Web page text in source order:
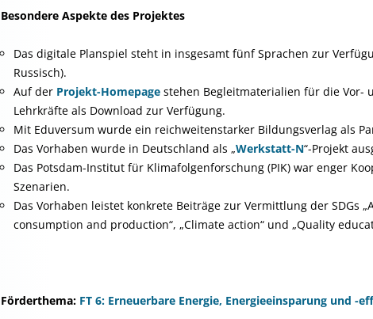
Besondere Aspekte des Projektes
Das digitale Planspiel steht in insgesamt fünf Sprachen zur
Russisch).
Auf der Projekt-Homepage stehen Begleitmaterialien für die Vor-
Lehrkräfte als Download zur Verfügung.
Mit Eduversum wurde ein reichweitenstarker Bildungsverlag als
Das Vorhaben wurde in Deutschland als „Werkstatt-N“-Projekt
Das Potsdam-Institut für Klimafolgenforschung (PIK) war enger
Szenarien.
Das Vorhaben leistet konkrete Beiträge zur Vermittlung der SDGs
consumption and production“, „Climate action“ und „Quality
Förderthema: FT 6: Erneuerbare Energie, Energieeinsparung und -